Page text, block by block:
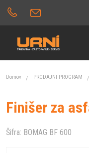
Domov PRODAJNI PROGRAM
Finišer za
Šifra: BOMAG BF 600